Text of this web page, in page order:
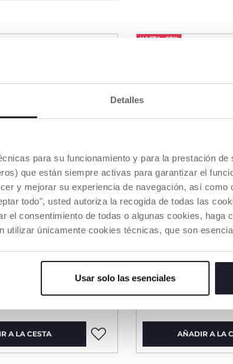
Detalles
para su funcionamiento y para la prestación
que están siempre activas para garantizar el
y mejorar su experiencia de navegación, así como
todo", usted autoriza la recogida de todas las
el consentimiento de todas o algunas cookies,
utilizar únicamente cookies técnicas, que son
Usar solo las esenciales
Price reduced from
A LA CESTA
HASTA -60%
to
desde € 19,99
AÑADIR A LA